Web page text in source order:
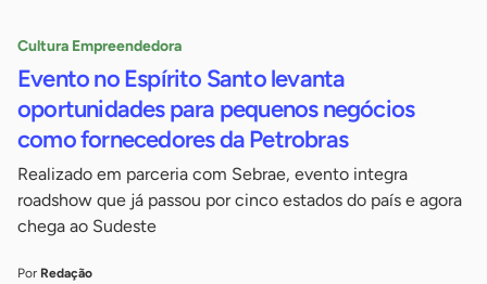
Cultura Empreendedora
Evento no Espírito Santo levanta
oportunidades para pequenos negócios
como fornecedores da Petrobras
Realizado em parceria com Sebrae, evento integra
roadshow que já passou por cinco estados do país e agora
chega ao Sudeste
Por Redação